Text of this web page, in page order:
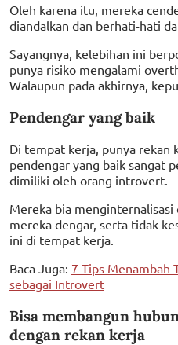
Oleh karena itu, mereka
diandalkan dan berhati-hati
Sayangnya, kelebihan ini
punya risiko mengalami
Walaupun pada akhirnya,
Pendengar yang baik
Di tempat kerja, punya rekan
pendengar yang baik sangat
dimiliki oleh orang introvert.
Mereka bia
mereka dengar, serta tidak
ini di tempat kerja.
Baca Juga: 7 Tips Menambah
sebagai Introvert
Bisa membangun
dengan rekan kerja